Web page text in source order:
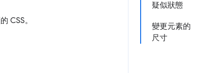
疑似狀態
變更元素的
尺寸
CSS。